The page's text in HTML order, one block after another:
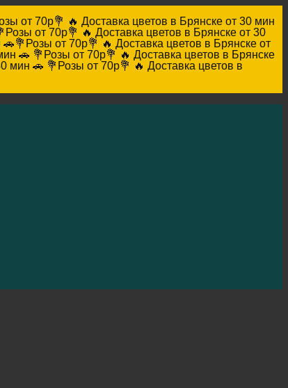
от 70р💐 🔥 Доставка цветов в Брянске от 30 мин
от 70р💐 🔥 Доставка цветов в Брянске от 30
🚗💐Розы от 70р💐 🔥 Доставка цветов в Брянске от
🚗 💐Розы от 70р💐 🔥 Доставка цветов в Брянске
мин 🚗 💐Розы от 70р💐 🔥 Доставка цветов в